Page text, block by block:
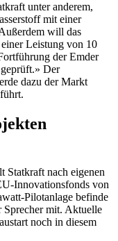
unter anderem,
mit einer
will das
Leistung von 10
der Emder
Der
dazu der Markt
Statkraft nach eigenen
Innovationsfonds von
Pilotanlage befinde
Sprecher mit. Aktuelle
noch in diesem